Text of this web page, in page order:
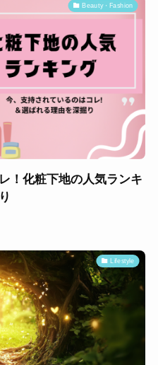
Beauty・Fashion
！化粧下地の人気ランキ
Lifestyle